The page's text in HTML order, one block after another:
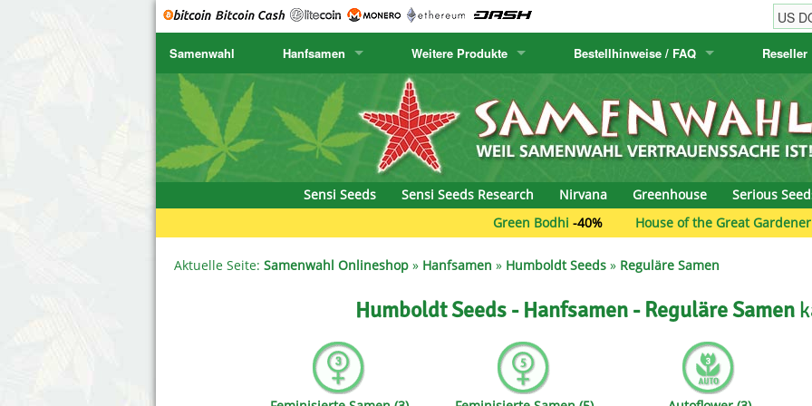
Samenwahl Hanfsamen
SENSI SEEDS
SENSI SEEDS RESEARCH
NIRVANA
SERIOUS SEEDS
CBD Crew
Chronic & Caviar
Delicious Seeds
Dr. Underground Seeds
Dutch Passion
Exotic Seeds
Humboldt Seed Company
Humboldt Seeds
Kalashnikov Seeds
Kannabia
K.C. Brains
La Semilla Automatica
Positronics
Prana Medical
Resin Seeds
Royal Queen
Seedsman
Weitere Produkte
Kakteensamen
Kanarische Flora
Bestellhinweise / FAQ
Bestellhinweise
Versandhinweise
Reseller
E-MAIL
PASSWORT
Sensi Seeds Sensi Seeds Research Nirvana Greenhouse Serious
Green Bodhi-40% House of the Great Gardener-40%
Aktuelle Seite: Samenwahl Onlineshop » Hanfsamen » Humboldt Seeds » Reguläre Samen
Humboldt Seeds - Hanfsamen - Reguläre Samen